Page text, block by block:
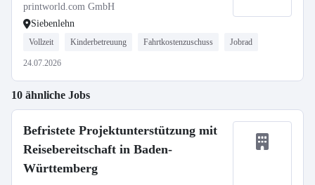
printworld.com GmbH
Siebenlehn
Vollzeit Kinderbetreuung Fahrtkostenzuschuss Jobrad
24.07.2026
10 ähnliche Jobs
Befristete Projektunterstützung mit
Reisebereitschaft in Baden-
Württemberg